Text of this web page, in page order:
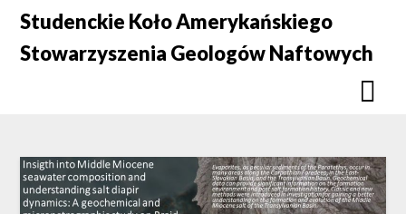
Skip
content
Studenckie Koło Amerykańskiego
Stowarzyszenia Geologów Naftowych